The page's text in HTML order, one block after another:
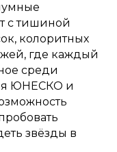
с тишиной
колоритных
где каждый
среди
ЮНЕСКО и
звёзды в